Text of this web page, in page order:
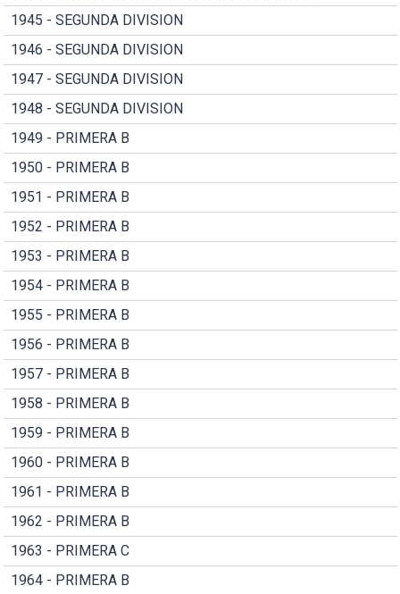
1945 - SEGUNDA DIVISION
1946 - SEGUNDA DIVISION
1947 - SEGUNDA DIVISION
1948 - SEGUNDA DIVISION
1949 - PRIMERA B
1950 - PRIMERA B
1951 - PRIMERA B
1952 - PRIMERA B
1953 - PRIMERA B
1954 - PRIMERA B
1955 - PRIMERA B
1956 - PRIMERA B
1957 - PRIMERA B
1958 - PRIMERA B
1959 - PRIMERA B
1960 - PRIMERA B
1961 - PRIMERA B
1962 - PRIMERA B
1963 - PRIMERA C
1964 - PRIMERA B